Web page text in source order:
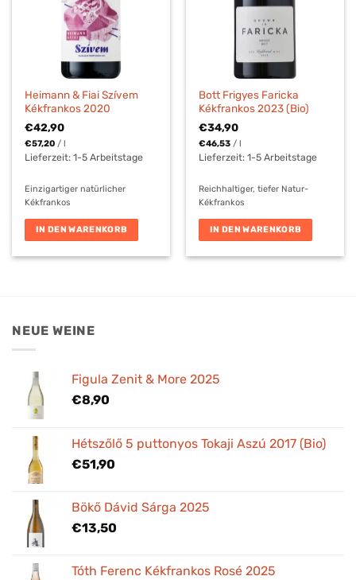
Heimann & Fiai Szívem
Kékfrankos 2020
€42,90
€57,20 /l
Lieferzeit:1-5 Arbeitstage
Einzigartiger natürlicher
Kékfrankos
IN DEN WARENKORB
Bott Frigyes Faricka
Kékfrankos 2023 (Bio)
€34,90
€46,53 /l
Lieferzeit:1-5 Arbeitstage
Reichhaltiger, tiefer Natur-
Kékfrankos
IN DEN WARENKORB
NEUE WEINE
Figula Zenit & More 2025
€8,90
Hétszőlő 5 puttonyos Tokaji Aszú 2017 (Bio)
€51,90
Bökő Dávid Sárga 2025
€13,50
Tóth Ferenc Kékfrankos Rosé 2025